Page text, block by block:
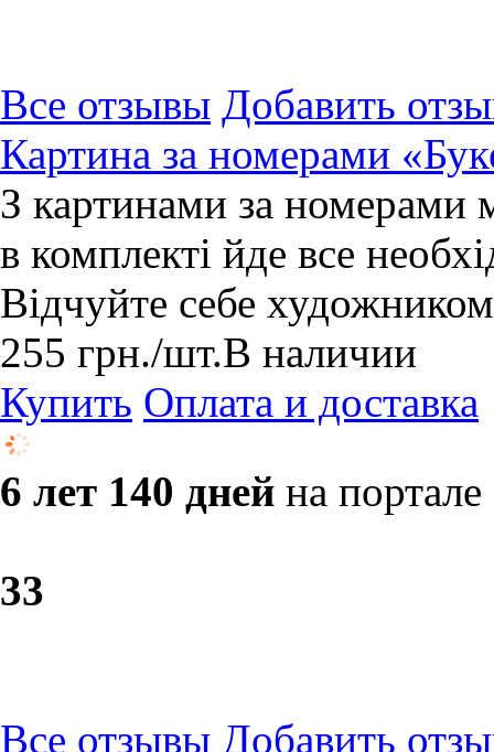
Все отзывы Добавить
Картина за номерами
З картинами за номерами
в комплекті йде все
Відчуйте себе
255 грн./шт.В наличии
Купить Оплата и доставка
6 лет 140 дней на портале
33
Все отзывы Добавить